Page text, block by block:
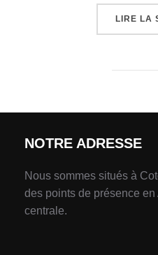
LIRE LA
NOTRE ADRESSE
Nous sommes situés à
des points de présence
centrale.